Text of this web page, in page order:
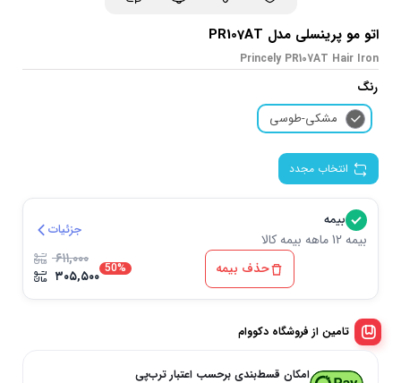
اتو مو پرینسلی مدل PR107AT
Princely PR107AT Hair Iron
رنگ
مشکی-طوسی
انتخاب مجدد
بیمه
بیمه 12 ماهه بیمه کالا
جزئیات
حذف بیمه 50% ۶۱۱,۰۰۰
۳۰۵,۵۰۰
تامین از فروشگاه دکووام
امکان قسط‌بندی برحسب اعتبار ترب‌پی